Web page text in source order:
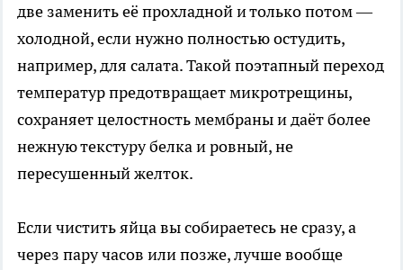
две заменить её прохладной и только потом —
холодной, если нужно полностью остудить,
например, для салата. Такой поэтапный переход
температур предотвращает микротрещины,
сохраняет целостность мембраны и даёт более
нежную текстуру белка и ровный, не
пересушенный желток.
Если чистить яйца вы собираетесь не сразу, а
через пару часов или позже, лучше вообще